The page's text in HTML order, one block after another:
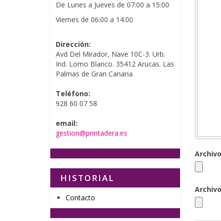
De Lunes a Jueves de 07:00 a 15:00
Viernes de 06:00 a 14:00
Dirección:
Avd Del Mirador, Nave 10C-3. Urb.
Ind. Lomo Blanco. 35412 Arucas. Las
Palmas de Gran Canaria
Teléfono:
928 60 07 58
email:
gestion@printadera.es
HISTORIAL
Contacto